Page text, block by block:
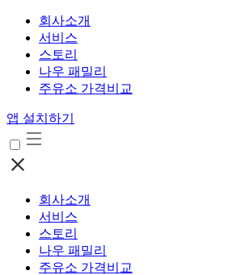
회사소개
서비스
스토리
나우 패밀리
주유소 가격비교
앱 설치하기
회사소개
서비스
스토리
나우 패밀리
주유소 가격비교